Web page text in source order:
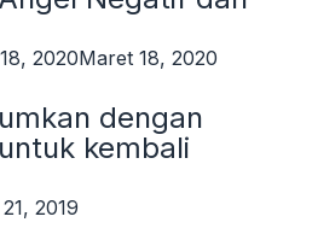
2020Maret 18, 2020
dengan
kembali
2019